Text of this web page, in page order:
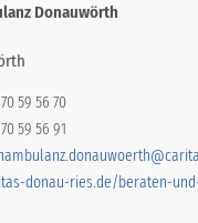
Donauwörth
59 56 70
59 56 91
donau-ries.de/beraten-